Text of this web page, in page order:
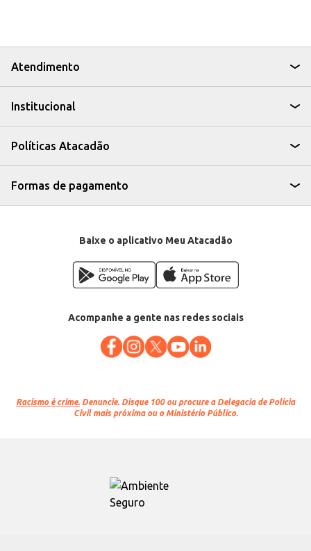
viagens.
Ideal para quem busca uma alternativa saborosa e sem adição de açúcares.
O Chá Matte Leão Natural 300ml é uma escolha prática e saborosa para o
Atendimento
Institucional
Políticas Atacadão
Formas de pagamento
Baixe o aplicativo Meu Atacadão
Acompanhe a gente nas redes sociais
Racismo é crime. Denuncie. Disque 100 ou procure a Delegacia de Polícia
Civil mais próxima ou o Ministério Público.